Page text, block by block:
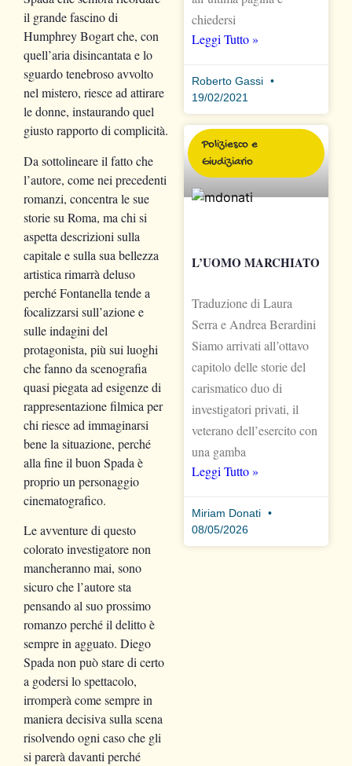
il grande fascino di
Humphrey Bogart che, con
quell’aria disincantata e lo
sguardo tenebroso avvolto
nel mistero, riesce ad attirare
le donne, instaurando quel
giusto rapporto di complicità.
Da sottolineare il fatto che
l’autore, come nei precedenti
romanzi, concentra le sue
storie su Roma, ma chi si
aspetta descrizioni sulla
capitale e sulla sua bellezza
artistica rimarrà deluso
perché Fontanella tende a
focalizzarsi sull’azione e
sulle indagini del
protagonista, più sui luoghi
che fanno da scenografia
quasi piegata ad esigenze di
rappresentazione filmica per
chi riesce ad immaginarsi
bene la situazione, perché
alla fine il buon Spada è
proprio un personaggio
cinematografico.
Le avventure di questo
colorato investigatore non
mancheranno mai, sono
sicuro che l’autore sta
pensando al suo prossimo
romanzo perché il delitto è
sempre in agguato. Diego
Spada non può stare di certo
a godersi lo spettacolo,
irromperà come sempre in
maniera decisiva sulla scena
risolvendo ogni caso che gli
si parerà davanti perché
chiedersi
Leggi Tutto »
Roberto Gassi
19/02/2021
Poliziesco e
Giudiziario
L’UOMO MARCHIATO
Traduzione di Laura
Serra e Andrea Berardini
Siamo arrivati all’ottavo
capitolo delle storie del
carismatico duo di
investigatori privati, il
veterano dell’esercito con
una gamba
Leggi Tutto »
Miriam Donati
08/05/2026